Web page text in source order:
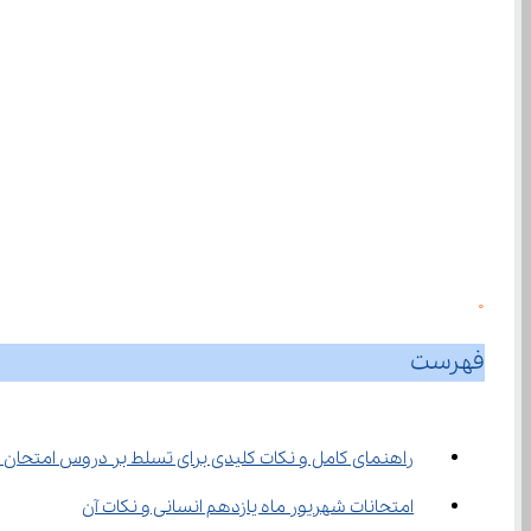
0
فهرست
راهنمای کامل و نکات کلیدی برای تسلط بر دروس امتحان
امتحانات شهریور ماه یازدهم انسانی و نکات آن